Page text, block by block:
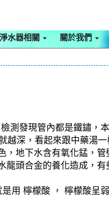
淨水器相關 關於我們
測發現管內都是鐵鏽，
深，看起來跟中藥湯
地下水含有氧化錳，
頭合金的養化造成，
用 檸檬酸 ， 檸檬酸呈